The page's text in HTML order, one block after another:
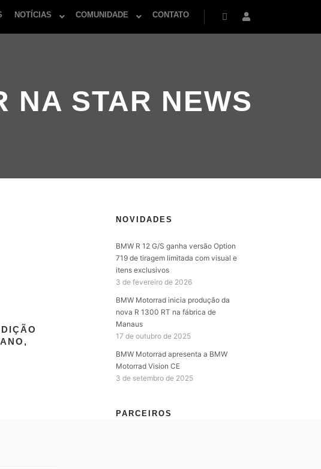
NOTÍCIAS COMUNIDADE CONTATO
PesquisaMais informações
NA STAR NEWS
NOVIDADES
BMW R 12 G/S ganha versão Option
719 de tiragem limitada com visual e
itens exclusivos
3 de fevereiro de 2026
BMW Motorrad inicia produção da
nova R 1300 RT na fábrica de
Manaus
17 de outubro de 2025
BMW Motorrad apresenta a BMW
Motorrad Vision CE
3 de setembro de 2025
PARCEIROS